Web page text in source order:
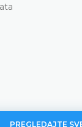
PREGLEDAJTE